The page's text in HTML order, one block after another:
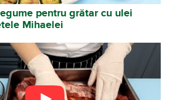
pentru grătar cu ulei
Mihaelei